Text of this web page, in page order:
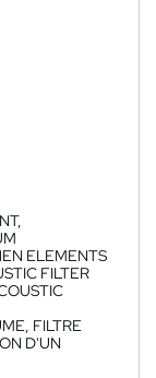
ELEMENTS
FILTER
FILTRE
D'UN